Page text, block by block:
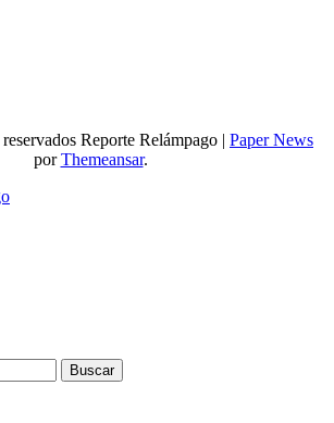
Reporte Relámpago | Paper News
porThemeansar.